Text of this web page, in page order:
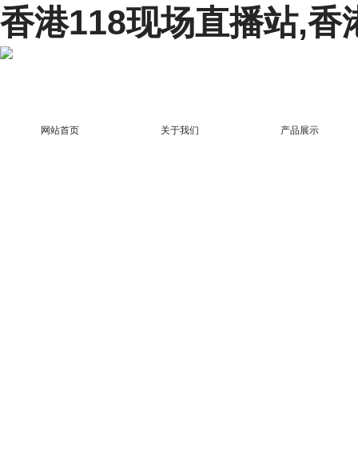
香港118现场直播站,香
网站首页 关于我们 产品展示